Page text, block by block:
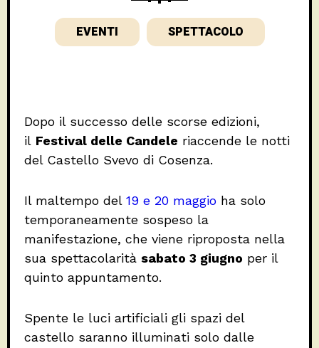
EVENTI SPETTACOLO
Dopo il successo delle scorse edizioni,
il Festival delle Candele riaccende le notti
del Castello Svevo di Cosenza.
Il maltempo del 19 e 20 maggio ha solo
temporaneamente sospeso la
manifestazione, che viene riproposta nella
sua spettacolarità sabato 3 giugno per il
quinto appuntamento.
Spente le luci artificiali gli spazi del
castello saranno illuminati solo dalle